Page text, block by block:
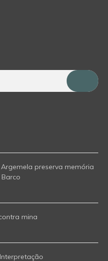
preserva memória
mina